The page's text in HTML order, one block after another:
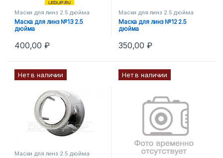
Маски для линз 2.5 дюйма
Маска для линз №13 2.5
дюйма
400,00₽
Маски для линз 2.5 дюйма
Маска для линз №12 2.5
дюйма
350,00₽
Нет в наличии
Маски для линз 2.5 дюйма
Нет в наличии